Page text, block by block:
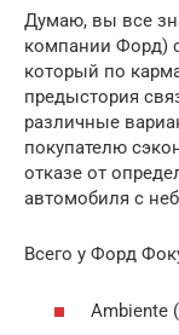
Думаю, вы все
компании Форд)
который по
предыстория
различные
покупателю
отказе от
автомобиля с
Всего у Форд
Ambiente